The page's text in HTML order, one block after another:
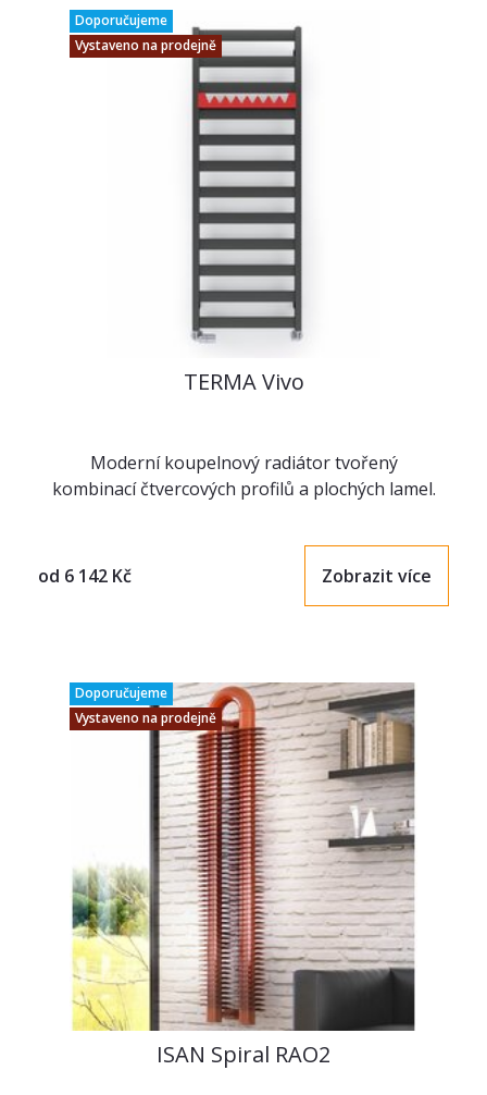
Doporučujeme
Vystaveno na prodejně
TERMA Vivo
Moderní koupelnový radiátor tvořený
kombinací čtvercových profilů a plochých lamel.
od 6 142 Kč Zobrazit více
Doporučujeme
Vystaveno na prodejně
ISAN Spiral RAO2